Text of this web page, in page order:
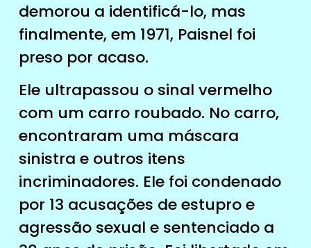
demorou a identificá-lo, mas
finalmente, em 1971, Paisnel foi
preso por acaso.
Ele ultrapassou o sinal vermelho
com um carro roubado. No carro,
encontraram uma máscara
sinistra e outros itens
incriminadores. Ele foi condenado
por 13 acusações de estupro e
agressão sexual e sentenciado a